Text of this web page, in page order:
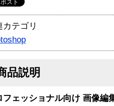
カテゴリ
品説明
フェッショナル向け 画像編